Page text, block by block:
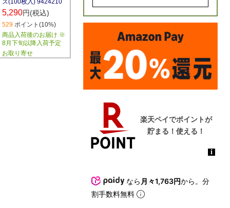
ズ(100枚入) 9424210
5,290円(税込)
529 ポイント(10%)
商品入荷後のお届け ※
8月下旬以降入荷予定
お取り寄せ
なら 月々1,763円から。分
割手数料無料